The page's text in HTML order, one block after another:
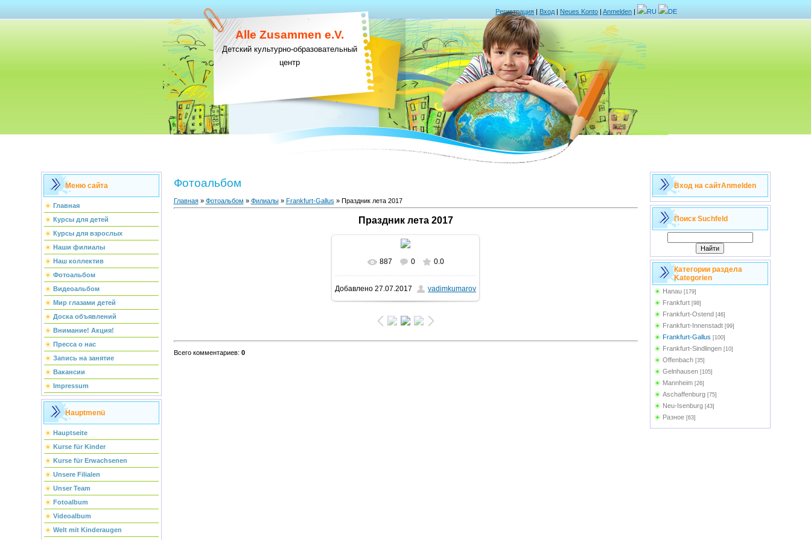
Регистрация | Вход | Neues Konto | Anmelden | RU DE
Alle Zusammen e.V.
Детский культурно-образовательный
центр
Меню сайта
Главная
Курсы для детей
Курсы для взрослых
Наши филиалы
Наш коллектив
Фотоальбом
Видеоальбом
Мир глазами детей
Доска объявлений
Внимание! Акция!
Пресса о нас
Запись на занятие
Вакансии
Impressum
Hauptmenü
Hauptseite
Kurse für Kinder
Kurse für Erwachsenen
Unsere Filialen
Unser Team
Fotoalbum
Videoalbum
Welt mit Kinderaugen
Фотоальбом
Главная» Фотоальбом » Филиалы» Frankfurt-Gallus » Праздник лета 2017
Праздник лета 2017
В реальном размере 1280x853
141.1Kb
887 0 0.0
Добавлено 27.07.2017 vadimkumarov
Всего комментариев: 0
Вход на сайтAnmelden
Поиск Suchfeld
Категории раздела
Kategorien
Hanau [179]
Frankfurt [98]
Frankfurt-Ostend [46]
Frankfurt-Innenstadt [99]
Frankfurt-Gallus [100]
Frankfurt-Sindlingen [10]
Offenbach [35]
Gelnhausen [105]
Mannheim [26]
Aschaffenburg [75]
Neu-Isenburg [43]
Разное [63]
Frankfurt-Bonames [4]